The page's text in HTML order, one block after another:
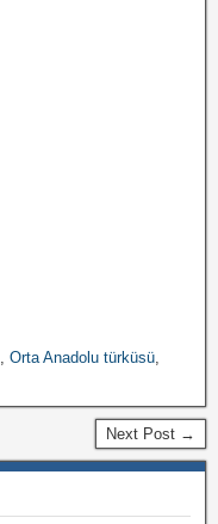
, Orta Anadolu türküsü,
Next Post →